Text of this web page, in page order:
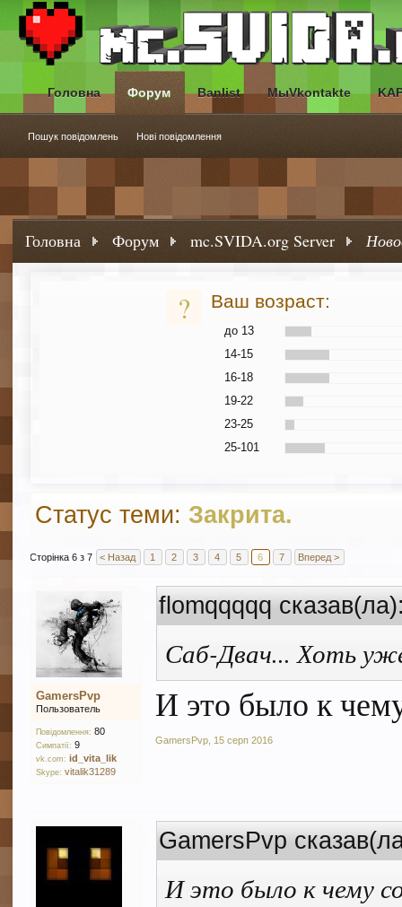
Головна Форум mc.SVIDA.org Server
? Ваш возраст:
до 13
14-15
16-18
19-22
23-25
25-101
Статус теми: Закрита.
Сторінка 6 з 7 < Назад 1 2 3 4 5 6 7 Вперед >
GamersPvp
Пользователь
Повідомлення: 80
Симпатії: 9
vk.com: id_vita_lik
Skype: vitalik31289
flomqqqqq
Саб-Двач... Хоть
И это было к
GamersPvp 15 серп 2016
GamersPvp
И это было к чему
Головна Форум
Пошук повідомлень Нові повідомлення
Banlist МыVkontakte